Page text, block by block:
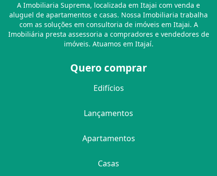
A Imobiliaria Suprema, localizada em Itajai com venda e
aluguel de apartamentos e casas. Nossa Imobiliaria trabalha
com as soluções em consultoria de imóveis em Itajai. A
Imobiliária presta assessoria a compradores e vendedores de
imóveis. Atuamos em Itajaí.
Quero comprar
Edifícios
Lançamentos
Apartamentos
Casas